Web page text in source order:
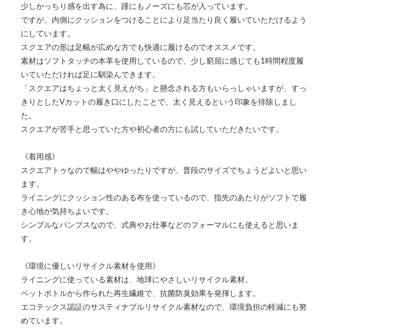
少しかっちり感を出す為に、踵にもノーズにも芯が入っています。
ですが、内側にクッションをつけることにより足当たり良く履いていただけるよう
にしています。
スクエアの形は足幅が広めな方でも快適に履けるのでオススメです。
素材はソフトタッチの本革を使用しているので、少し窮屈に感じても1時間程度履
いていただければ足に馴染んできます。
「スクエアはちょっと太く見えがち」と懸念される方もいらっしゃいますが、すっ
きりとしたVカットの履き口にしたことで、太く見えるという印象を排除しまし
た。
スクエアが苦手と思っていた方や初心者の方にも試していただきたいです。
《着用感》
スクエアトゥなので幅はややゆったりですが、普段のサイズでちょうどよいと思い
ます。
ライニングにクッション性のある布を使っているので、指先のあたりがソフトで履
き心地が気持ちよいです。
シンプルなパンプスなので、式典やお仕事などのフォーマルにも使えると思いま
す。
《環境に優しいリサイクル素材を使用》
ライニングに使っている素材は、地球にやさしいリサイクル素材。
ペットボトルから作られた再生繊維で、抗菌防臭効果を発揮します。
エコテックス認証のサスティナブルリサイクル素材なので、環境負担の軽減にも努
めています。